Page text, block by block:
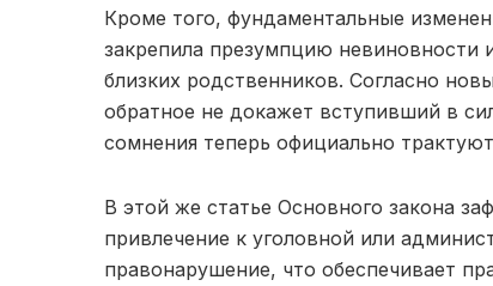
Кроме того, фундаментальные
закрепила презумпцию невиновности
близких родственников. Согласно
обратное не докажет вступивший в
сомнения теперь официально
В этой же статье Основного закона
привлечение к уголовной или
правонарушение, что обеспечивает